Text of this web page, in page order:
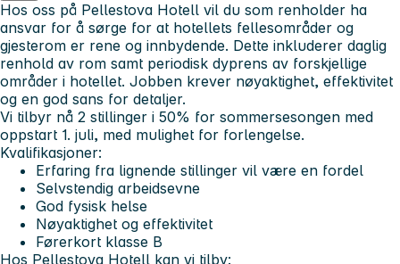
Hos oss på Pellestova Hotell vil du som renholder ha
ansvar for å sørge for at hotellets fellesområder og
gjesterom er rene og innbydende. Dette inkluderer daglig
renhold av rom samt periodisk dyprens av forskjellige
områder i hotellet. Jobben krever nøyaktighet, effektivitet
og en god sans for detaljer.
Vi tilbyr nå 2 stillinger i 50% for sommersesongen med
oppstart 1. juli, med mulighet for forlengelse.
Kvalifikasjoner:
Erfaring fra lignende stillinger vil være en fordel
Selvstendig arbeidsevne
God fysisk helse
Nøyaktighet og effektivitet
Førerkort klasse B
Hos Pellestova Hotell kan vi tilby: